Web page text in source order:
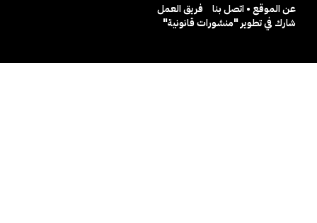
عن الموقع • اتصل بنا
فريق العمل
شارك في تطوير "منشورات قانونية"